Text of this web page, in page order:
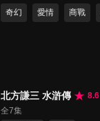
奇幻
愛情 商戰
北方謙三 水滸傳
8.6
全7集